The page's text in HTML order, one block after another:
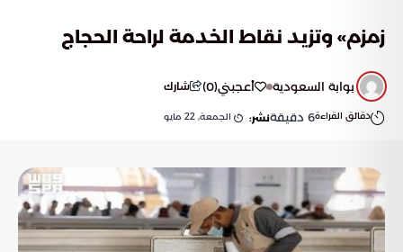
زمزم» وتزيد نقاط الخدمة لراحة الحجاج
بوابة السعودية أعجبني(
0
) شارك
دقائق القراءة6 دقيقةنشر: الجمعة, 22 مايو